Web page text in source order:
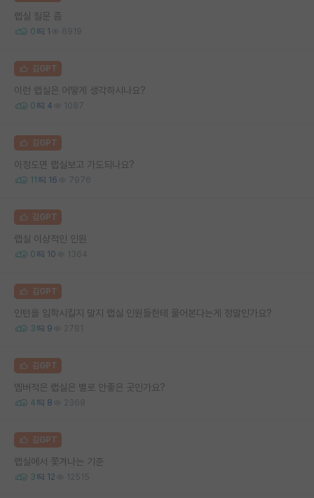
랩실 질문 좀
0 1 6919
김GPT
이런 랩실은 어떻게 생각하시나요?
0 4 1087
김GPT
이정도면 랩실보고 가도되나요?
11 16 7976
김GPT
랩실 이상적인 인원
0 10 1364
김GPT
인턴을 입학시킬지 말지 랩실 인원들한테 물어본다는게 정말인가요?
3 9 2781
김GPT
멤버적은 랩실은 별로 안좋은 곳인가요?
4 8 2368
김GPT
랩실에서 쫓겨나는 기준
3 12 12515